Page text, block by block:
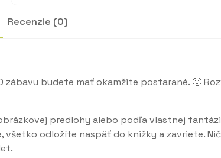
Recenzie (0)
zábavu budete mať okamžite postarané. 🙂
predlohy alebo podľa vlastnej
odložíte naspäť do knižky a zavriete.